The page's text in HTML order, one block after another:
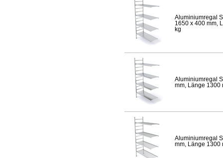
Aluminiumregal
1650 x 400 mm,
kg
Aluminiumregal
mm, Länge 1300
Aluminiumregal
mm, Länge 1300